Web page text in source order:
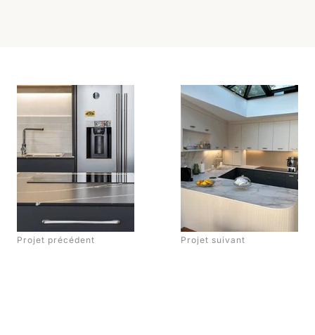
Projet précédent Projet suivant